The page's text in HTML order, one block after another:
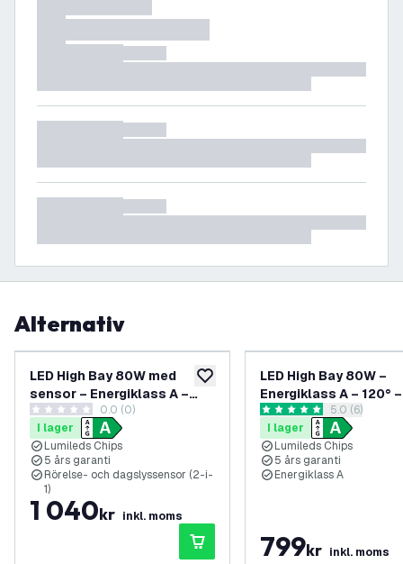
Alternativ
lägg till i önskelistan
LED High Bay 80W med
sensor – Energiklass A –
120° – 192 lm/W – 6000K –
IP65 – Dimbar – 5 års garanti
0 stjärnbetyg0.0 (0)
I lager
Lumileds Chips
5 års garanti
Rörelse- och dagslyssensor (2-i-
1)
1 040kr inkl. moms
LED High Bay 80W –
Energiklass A – 120°
lm/W – 4000K – IP65
Dimbar – 5 års garanti
öppna
5 stjärnbetyg5.0 (6)
I lager
Lumileds Chips
5 års garanti
Energiklass A
799kr inkl. moms